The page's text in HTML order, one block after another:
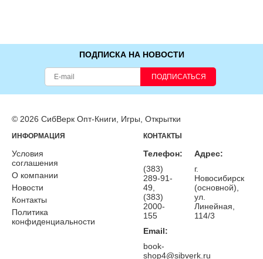
ПОДПИСКА НА НОВОСТИ
ПОДПИСАТЬСЯ
© 2026 СибВерк Опт-Книги, Игры, Открытки
ИНФОРМАЦИЯ
Условия
соглашения
О компании
Новости
Контакты
Политика
конфиденциальности
КОНТАКТЫ
Телефон:
(383)
289-91-
49,
(383)
2000-
155
Email:
book-
shop4@sibverk.ru
Адрес:
г.
Новосибирск
(основной),
ул.
Линейная,
114/3